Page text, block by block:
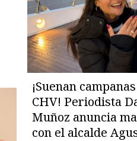
¡Suenan
CHV! Periodista
Muñoz anuncia
con el alcalde